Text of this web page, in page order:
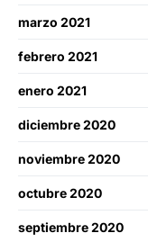
marzo 2021
febrero 2021
enero 2021
diciembre 2020
noviembre 2020
octubre 2020
septiembre 2020